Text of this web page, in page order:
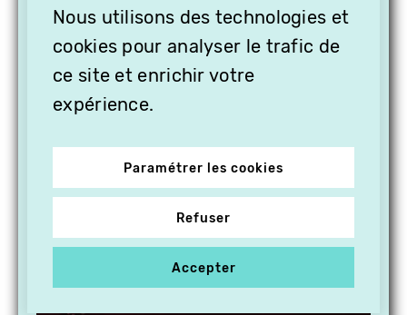
Nous utilisons des technologies et
cookies pour analyser le trafic de
ce site et enrichir votre
expérience.
Paramétrer les cookies
Refuser
Accepter
OFFREZ LA VIDÉO EN
CADEAU, ABONNEZ VOS
PROCHES À VITHÈQUE !